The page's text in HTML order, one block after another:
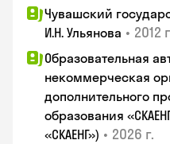
Чувашский
И.Н. Ульянова • 2012
Образовательная
некоммерческая
дополнительного
образования
«СКАЕНГ») • 2026 г.